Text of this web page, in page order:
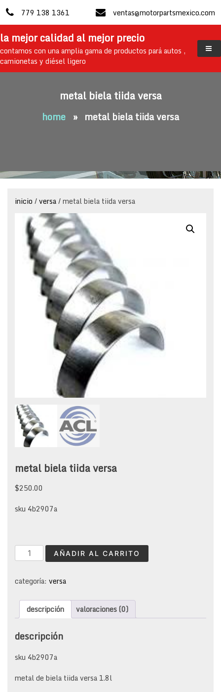
to
content
779 138 1361 ventas@motorpartsmexico.com
la mejor calidad al mejor precio
contamos con una amplia gama de productos pará autos ,
camionetas y diésel ligero
metal biela tiida versa
home » metal biela tiida versa
inicio /versa/ metal biela tiida versa
metal biela tiida versa
$250.00
sku 4b2907a
metal
biela
versa
AÑADIR AL CARRITO
categoría: versa
descripción valoraciones (0)
descripción
sku 4b2907a
metal de biela tiida versa 1.8l